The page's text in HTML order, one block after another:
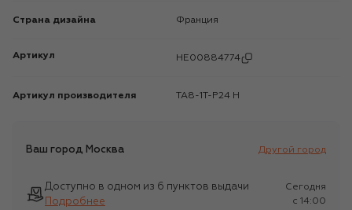
Страна дизайна Франция
Артикул HE00884774
Артикул производителя TA8-1T-P24 H
Ваш город Москва Другой город
Доступно в одном из 6 пунктов выдачи
Подробнее
Сегодня
c 14:00